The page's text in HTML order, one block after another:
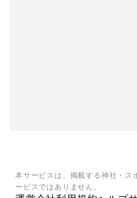
本サービスは、掲載する神社・ス
ービスではありません。